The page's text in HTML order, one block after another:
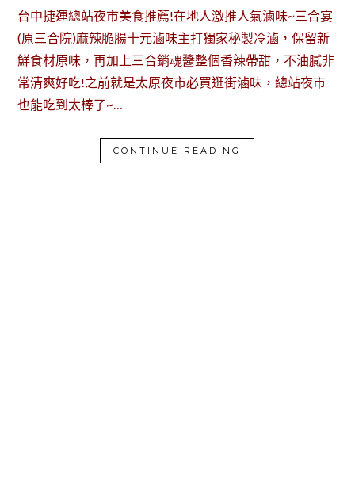
台中捷運總站夜市美食推薦!在地人激推人氣滷味~三合宴
(原三合院)麻辣脆腸十元滷味主打獨家秘製冷滷，保留新
鮮食材原味，再加上三合銷魂醬整個香辣帶甜，不油膩非
常清爽好吃!之前就是太原夜市必買逛街滷味，總站夜市
也能吃到太棒了~…
CONTINUE READING